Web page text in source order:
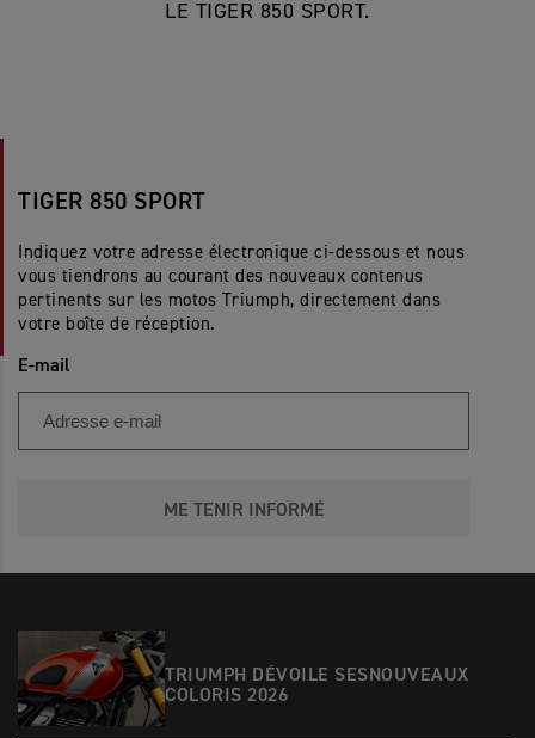
LE TIGER 850 SPORT.
TIGER 850 SPORT
Indiquez votre adresse électronique ci-dessous et nous
vous tiendrons au courant des nouveaux contenus
pertinents sur les motos Triumph, directement dans
votre boîte de réception.
E-mail
ME TENIR INFORMÉ
TRIUMPH DÉVOILE SESNOUVEAUX
COLORIS 2026